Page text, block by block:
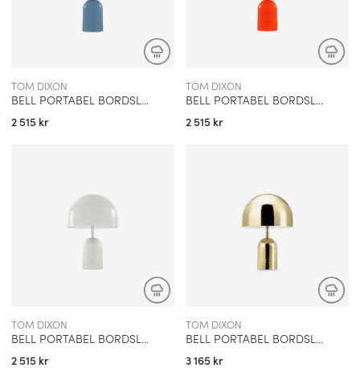
TOM DIXON
BELL PORTABEL BORDSLAMPA BABY BLUE
2 515 kr
TOM DIXON
BELL PORTABEL BORDSLAMPA FLUORO
2 515 kr
TOM DIXON
BELL PORTABEL BORDSLAMPA GRÅ
2 515 kr
TOM DIXON
BELL PORTABEL BORDSLAMPA GULD
3 165 kr